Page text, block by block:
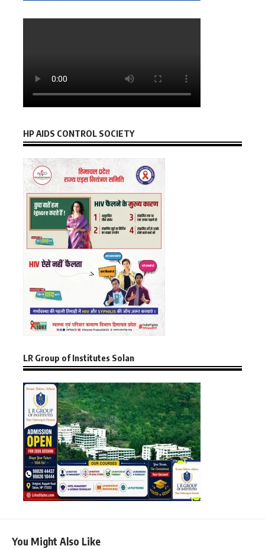
HP AIDS CONTROL SOCIETY
LR Group of Institutes Solan
You Might Also Like